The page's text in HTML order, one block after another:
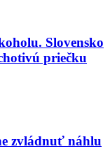
Slovensko
priečku
zvládnuť náhlu